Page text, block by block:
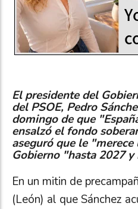
El presidente del
del PSOE, Pedro
domingo de que
ensalzó el fondo
aseguró que le
Gobierno "hasta 2027
En un mitin de
(León) al que Sánchez